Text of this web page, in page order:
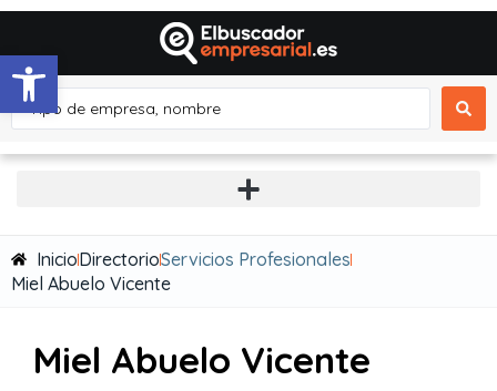
Abrir barra de herramientas
InicioDirectorioServicios Profesionales
Miel Abuelo Vicente
Miel Abuelo Vicente